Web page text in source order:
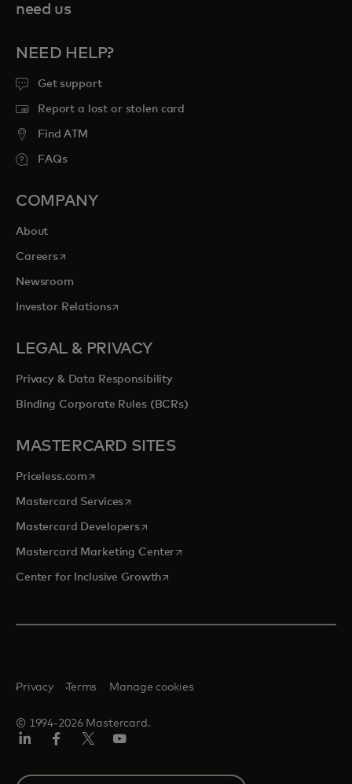
need us
NEED HELP?
Get support
Report a lost or stolen card
Find ATM
FAQs
COMPANY
About
Careersopens in a new tab
Newsroom
Investor Relationsopens in a new tab
LEGAL & PRIVACY
Privacy & Data Responsibility
Binding Corporate Rules (BCRs)
MASTERCARD SITES
Priceless.com opens in a new tab
Mastercard Servicesopens in a new tab
Mastercard Developersopens in a new tab
Mastercard Marketing Centeropens in a new tab
Center for Inclusive Growthopens in a new tab
© 1994-2026 Mastercard.
Privacy Terms Manage cookies
Select